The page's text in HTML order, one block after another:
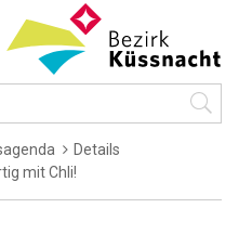
Details
mit Chli!